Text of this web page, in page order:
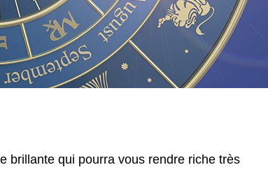
brillante qui pourra vous rendre riche très